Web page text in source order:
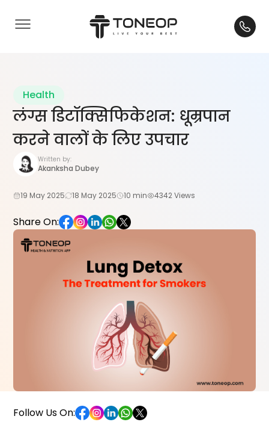
Health
लंग्स डिटॉक्सिफिकेशन: धूम्रपान
करने वालों के लिए उपचार
Written by:
Akanksha Dubey
19 May 2025 18 May 2025 10 min 4342 Views
Share On:
Follow Us On: